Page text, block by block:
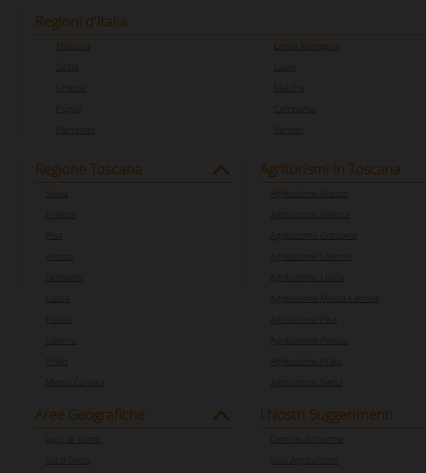
Regioni d'Italia
Toscana
Sicilia
Umbria
Puglia
Piemonte
Emilia Romagna
Lazio
Marche
Campania
Veneto
Regione Toscana
Siena
Firenze
Pisa
Arezzo
Grosseto
Lucca
Pistoia
Livorno
Prato
Massa Carrara
Aree Geografiche
lago_di_como
Val d'Orcia
Agriturismi in Toscana
Agriturismo Arezzo
Agriturismo Firenze
Agriturismo Grosseto
Agriturismo Livorno
Agriturismo Lucca
Agriturismo Massa Carrara
Agriturismo Pisa
Agriturismo Pistoia
Agriturismo Prato
Agriturismo Siena
I Nostri Suggerimenti
Dimore di charme
Solo Agriturismo